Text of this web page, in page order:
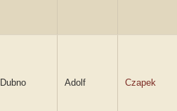
Dubno Adolf Czapek